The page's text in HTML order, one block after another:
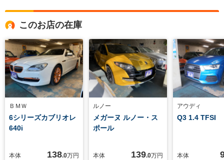
このお店の在庫
ＢＭＷ
6シリーズカブリオレ
640i
本体 138.0万円
ルノー
メガーヌ ルノー・ス
ポール
本体 139.0万円
アウディ
Q3 1.4 TFSI
本体